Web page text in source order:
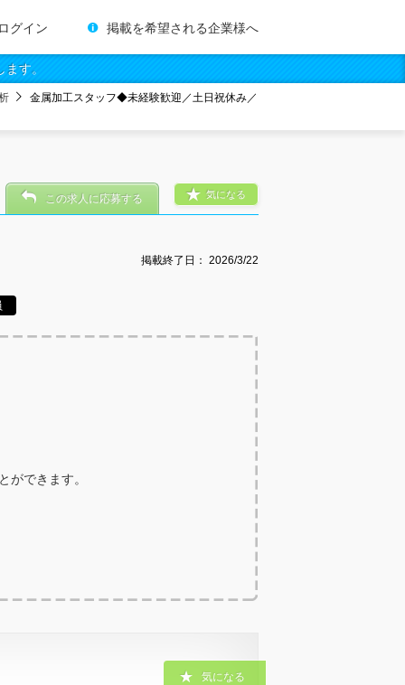
グイン 掲載を希望される企業様へ
す。
金属加工スタッフ◆未経験歓迎／土日祝休み／
掲載終了日： 2026/3/22
気になる
この求人に応募する
ができます。
気になる